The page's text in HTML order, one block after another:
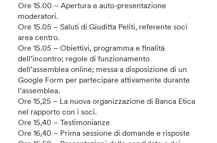
Ore 15.00 – Apertura e auto-presentazione
moderatori.
Ore 15.05 – Saluti di Giuditta Peliti, referente soci
area centro.
Ore 15.05 – Obiettivi, programma e finalità
dell’incontro; regole di funzionamento
dell’assemblea online; messa a disposizione di un
Google Form per partecipare attivamente durante
l’assemblea.
Ore 15,25 – La nuova organizzazione di Banca Etica
nel rapporto con i soci.
Ore 15,40 – Testimonianze
Ore 16,40 – Prima sessione di domande e risposte